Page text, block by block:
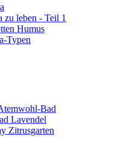
zu leben - Teil 1
Humus
Typen
Bad
Lavendel
Zitrusgarten